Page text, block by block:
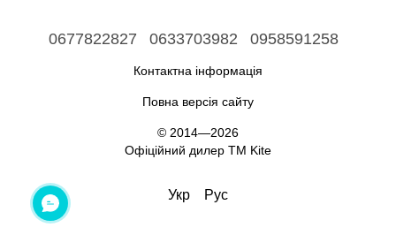
0677822827 0633703982 0958591258
Контактна інформація
Повна версія сайту
© 2014—2026
Офіційний дилер ТМ Kite
Укр Рус